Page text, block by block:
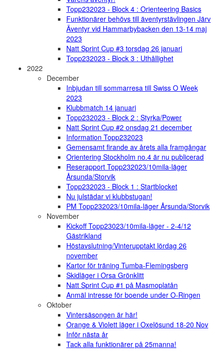
Topp232023 - Block 4 : Orienteering Basics
Funktionärer behövs till äventyrstävlingen Järv
Äventyr vid Hammarbybacken den 13-14 maj
2023
Natt Sprint Cup #3 torsdag 26 januari
Topp232023 - Block 3 : Uthållighet
2022
December
Inbjudan till sommarresa till Swiss O Week
2023
Klubbmatch 14 januari
Topp232023 - Block 2 : Styrka/Power
Natt Sprint Cup #2 onsdag 21 december
Information Topp232023
Gemensamt firande av årets alla framgångar
Orientering Stockholm no.4 är nu publicerad
Reserapport Topp232023/10mila-läger
Årsunda/Storvik
Topp232023 - Block 1 : Startblocket
Nu julstädar vi klubbstugan!
PM Topp232023/10mila-läger Årsunda/Storvik
November
Kickoff Topp23023/10mila-läger - 2-4/12
Gästrikland
Höstavslutning/Vinterupptakt lördag 26
november
Kartor för träning Tumba-Flemingsberg
Skidläger i Orsa Grönklitt
Natt Sprint Cup #1 på Masmoplatån
Anmäl intresse för boende under O-Ringen
Oktober
Vintersäsongen är här!
Orange & Violett läger i Oxelösund 18-20 Nov
Inför nästa år
Tack alla funktionärer på 25manna!